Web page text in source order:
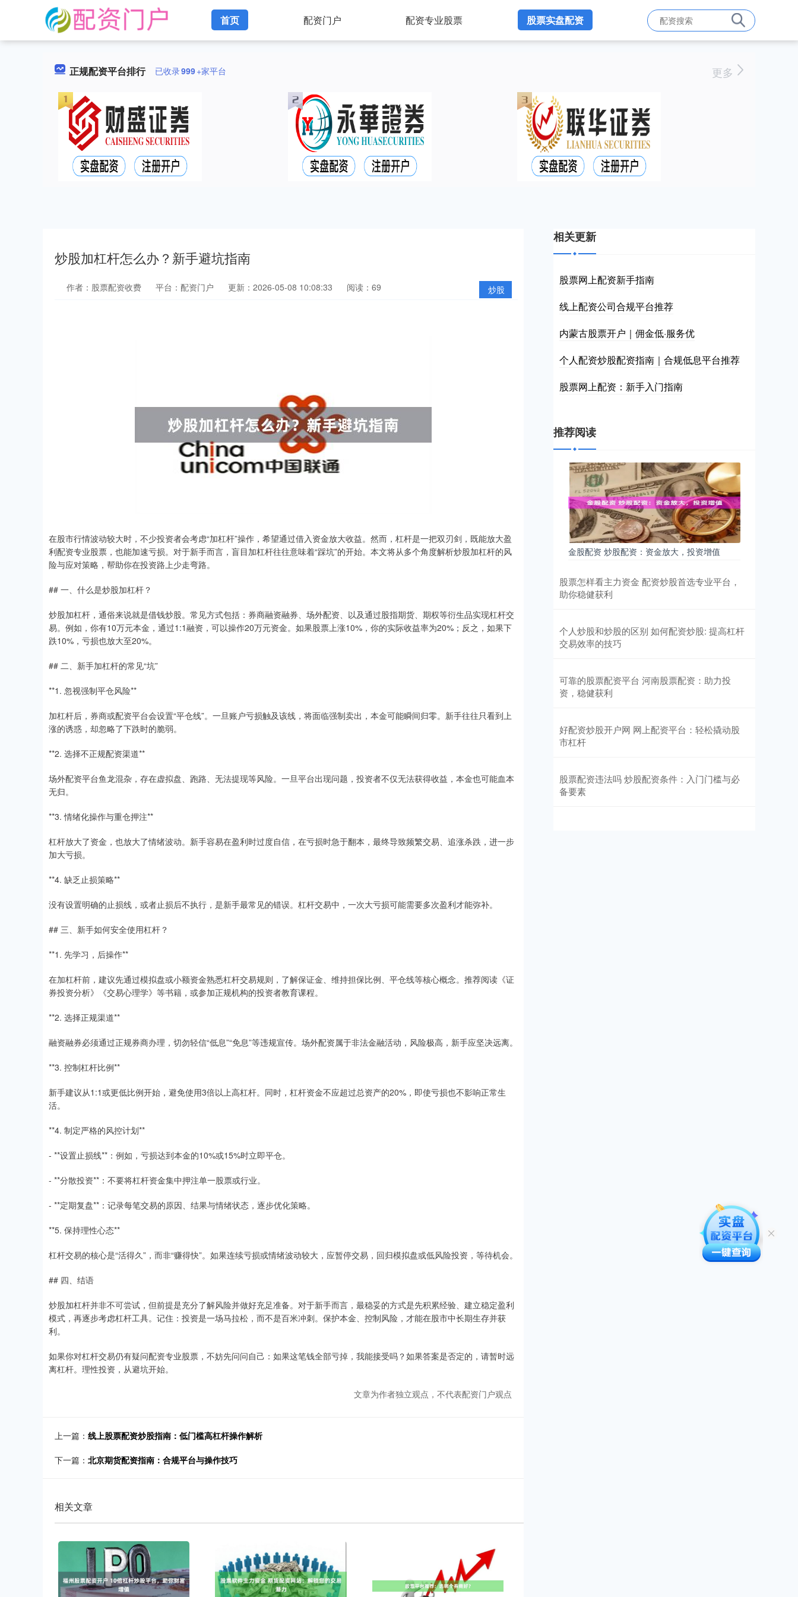
首页 配资门户 配资专业股票 股票实盘配资
正规配资平台排行 已收录999+家平台 更多
炒股加杠杆怎么办？新手避坑指南
炒股
作者：股票配资收费 平台：配资门户 更新：2026-05-08 10:08:33 阅读：69
在股市行情波动较大时，不少投资者会考虑“加杠杆”操作，希望通过借入资金放大收益。然而，杠杆是一把双刃剑，既能放大盈
利配资专业股票，也能加速亏损。对于新手而言，盲目加杠杆往往意味着“踩坑”的开始。本文将从多个角度解析炒股加杠杆的风
险与应对策略，帮助你在投资路上少走弯路。
## 一、什么是炒股加杠杆？
炒股加杠杆，通俗来说就是借钱炒股。常见方式包括：券商融资融券、场外配资、以及通过股指期货、期权等衍生品实现杠杆交
易。例如，你有10万元本金，通过1:1融资，可以操作20万元资金。如果股票上涨10%，你的实际收益率为20%；反之，如果下
跌10%，亏损也放大至20%。
## 二、新手加杠杆的常见“坑”
**1. 忽视强制平仓风险**
加杠杆后，券商或配资平台会设置“平仓线”。一旦账户亏损触及该线，将面临强制卖出，本金可能瞬间归零。新手往往只看到上
涨的诱惑，却忽略了下跌时的脆弱。
**2. 选择不正规配资渠道**
场外配资平台鱼龙混杂，存在虚拟盘、跑路、无法提现等风险。一旦平台出现问题，投资者不仅无法获得收益，本金也可能血本
无归。
**3. 情绪化操作与重仓押注**
杠杆放大了资金，也放大了情绪波动。新手容易在盈利时过度自信，在亏损时急于翻本，最终导致频繁交易、追涨杀跌，进一步
加大亏损。
**4. 缺乏止损策略**
没有设置明确的止损线，或者止损后不执行，是新手最常见的错误。杠杆交易中，一次大亏损可能需要多次盈利才能弥补。
## 三、新手如何安全使用杠杆？
**1. 先学习，后操作**
在加杠杆前，建议先通过模拟盘或小额资金熟悉杠杆交易规则，了解保证金、维持担保比例、平仓线等核心概念。推荐阅读《证
券投资分析》《交易心理学》等书籍，或参加正规机构的投资者教育课程。
**2. 选择正规渠道**
融资融券必须通过正规券商办理，切勿轻信“低息”“免息”等违规宣传。场外配资属于非法金融活动，风险极高，新手应坚决远离。
**3. 控制杠杆比例**
新手建议从1:1或更低比例开始，避免使用3倍以上高杠杆。同时，杠杆资金不应超过总资产的20%，即使亏损也不影响正常生
活。
**4. 制定严格的风控计划**
- **设置止损线**：例如，亏损达到本金的10%或15%时立即平仓。
- **分散投资**：不要将杠杆资金集中押注单一股票或行业。
- **定期复盘**：记录每笔交易的原因、结果与情绪状态，逐步优化策略。
**5. 保持理性心态**
杠杆交易的核心是“活得久”，而非“赚得快”。如果连续亏损或情绪波动较大，应暂停交易，回归模拟盘或低风险投资，等待机会。
## 四、结语
炒股加杠杆并非不可尝试，但前提是充分了解风险并做好充足准备。对于新手而言，最稳妥的方式是先积累经验、建立稳定盈利
模式，再逐步考虑杠杆工具。记住：投资是一场马拉松，而不是百米冲刺。保护本金、控制风险，才能在股市中长期生存并获
利。
如果你对杠杆交易仍有疑问配资专业股票，不妨先问问自己：如果这笔钱全部亏掉，我能接受吗？如果答案是否定的，请暂时远
离杠杆。理性投资，从避坑开始。
文章为作者独立观点，不代表配资门户观点
上一篇： 线上股票配资炒股指南：低门槛高杠杆操作解析
下一篇： 北京期货配资指南：合规平台与操作技巧
相关文章
相关更新
股票网上配资新手指南
线上配资公司合规平台推荐
内蒙古股票开户｜佣金低·服务优
个人配资炒股配资指南｜合规低息平台推荐
股票网上配资：新手入门指南
推荐阅读
金股配资 炒股配资：资金放大，投资增值
股票怎样看主力资金 配资炒股首选专业平台，
助你稳健获利
个人炒股和炒股的区别 如何配资炒股: 提高杠杆
交易效率的技巧
可靠的股票配资平台 河南股票配资：助力投
资，稳健获利
好配资炒股开户网 网上配资平台：轻松撬动股
市杠杆
股票配资违法吗 炒股配资条件：入门门槛与必
备要素